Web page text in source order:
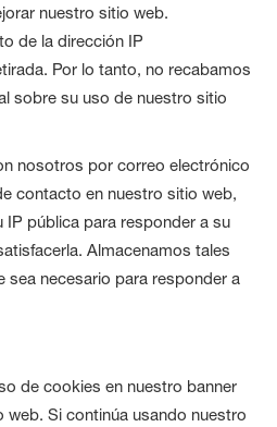
nuestro sitio web.
de la dirección IP
Por lo tanto, no recabamos
sobre su uso de nuestro sitio
nosotros por correo electrónico
contacto en nuestro sitio web,
pública para responder a su
Almacenamos tales
sea necesario para responder a
de cookies en nuestro banner
Si continúa usando nuestro